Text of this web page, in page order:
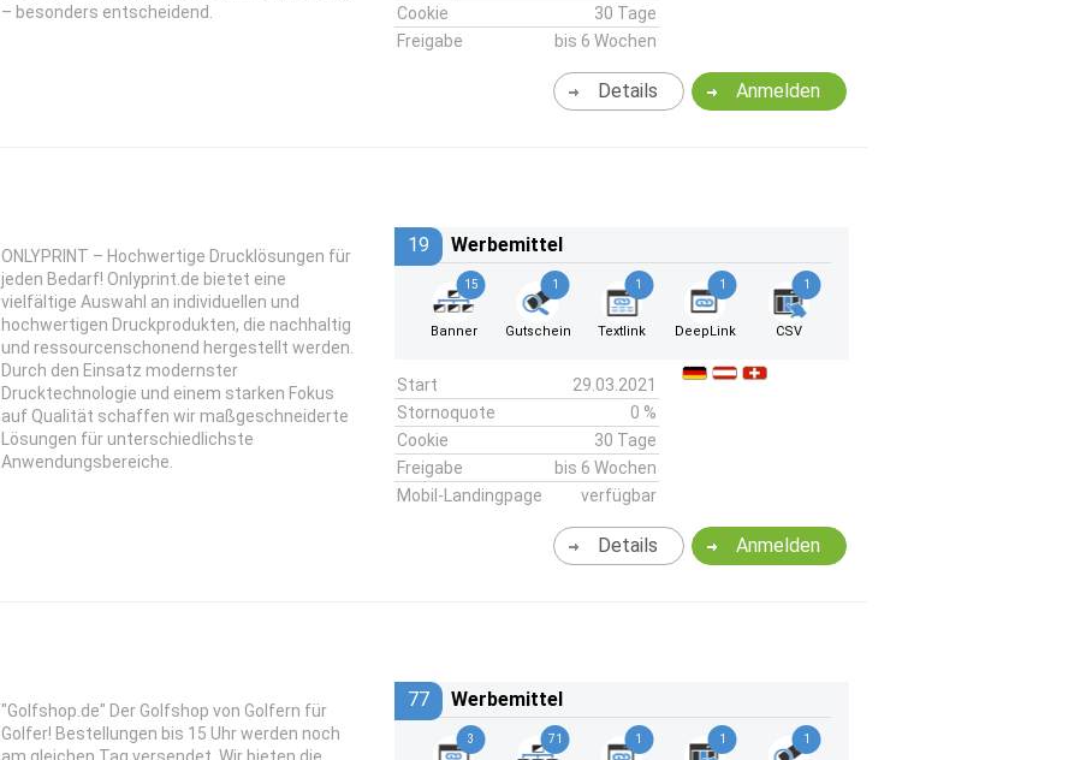
– besonders entscheidend.
Cookie
30 Tage
Freigabe
bis 6 Wochen
Anmelden
Details
ONLYPRINT – Hochwertige Drucklösungen für
jeden Bedarf! Onlyprint.de bietet eine
vielfältige Auswahl an individuellen und
hochwertigen Druckprodukten, die nachhaltig
und ressourcenschonend hergestellt werden.
Durch den Einsatz modernster
Drucktechnologie und einem starken Fokus
auf Qualität schaffen wir maßgeschneiderte
Lösungen für unterschiedlichste
Anwendungsbereiche.
19 Werbemittel
15
Banner
1
Gutschein
1
Textlink
1
DeepLink
1
CSV
Start
29.03.2021
Stornoquote
0 %
Cookie
30 Tage
Freigabe
bis 6 Wochen
Mobil-Landingpage
verfügbar
Anmelden
Details
"Golfshop.de" Der Golfshop von Golfern für
Golfer! Bestellungen bis 15 Uhr werden noch
77 Werbemittel
3 71 1 1 1